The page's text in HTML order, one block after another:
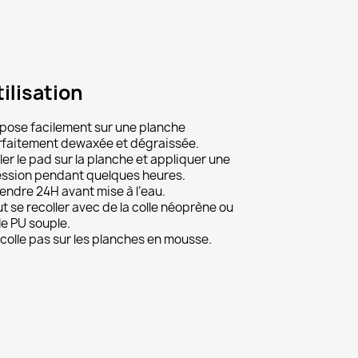
facilement sur une planche
dewaxée et dégraissée.
le pad sur la planche et appliquer une
pendant quelques heures.
24H avant mise à l’eau.
se recoller avec de la colle néoprène ou
PU souple.
pas sur les planches en mousse.
×